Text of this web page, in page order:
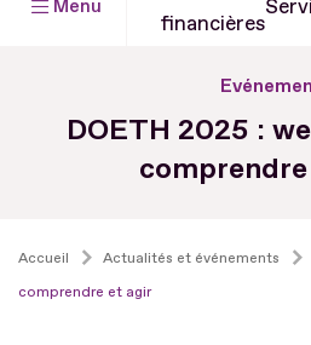
Menu
financières
DOETH 2025 :
Accueil Actualités et événements
comprendre et agir